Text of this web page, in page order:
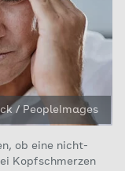
/ PeopleImages
ob eine nicht-
Kopfschmerzen